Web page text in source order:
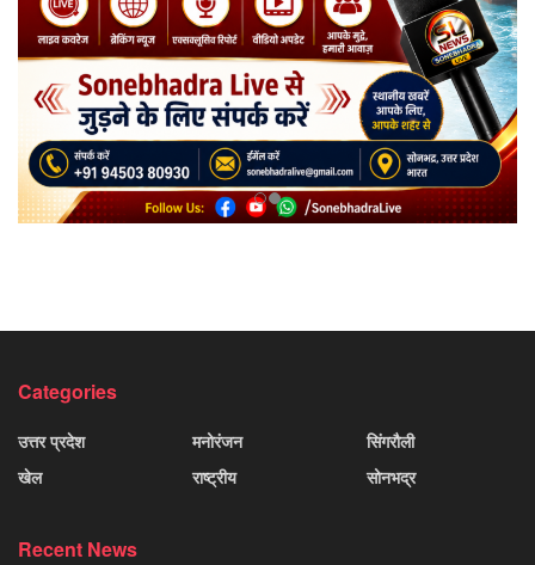
Categories
उत्तर प्रदेश
खेल
मनोरंजन
राष्ट्रीय
सिंगरौली
सोनभद्र
Recent News